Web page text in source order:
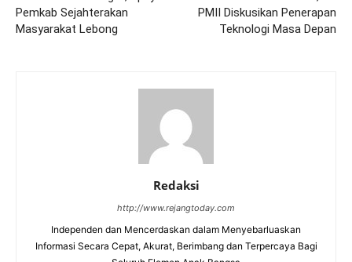
Pemkab Sejahterakan
Masyarakat Lebong
PMII Diskusikan Penerapan
Teknologi Masa Depan
Redaksi
http://www.rejangtoday.com
Independen dan Mencerdaskan dalam Menyebarluaskan
Informasi Secara Cepat, Akurat, Berimbang dan Terpercaya Bagi